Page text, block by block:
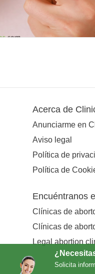
Solicita
Acerca de
Anunciarme en
Aviso legal
Política de
Política de
Encuéntranos
Clínicas de
Clínicas de
Legal abortion